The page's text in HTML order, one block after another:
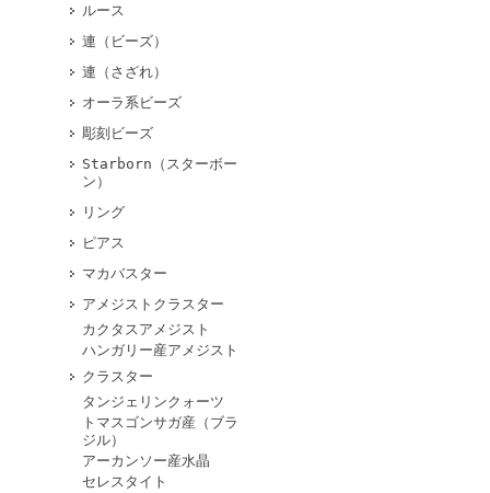
ルース
連（ビーズ）
連（さざれ）
オーラ系ビーズ
彫刻ビーズ
Starborn（スターボー
ン）
リング
ピアス
マカバスター
アメジストクラスター
カクタスアメジスト
ハンガリー産アメジスト
クラスター
タンジェリンクォーツ
トマスゴンサガ産（ブラ
ジル）
アーカンソー産水晶
セレスタイト